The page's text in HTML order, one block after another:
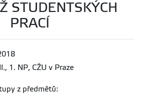
STUDENTSKÝCH
PRACÍ
1. NP, CŽU v Praze
z předmětů: